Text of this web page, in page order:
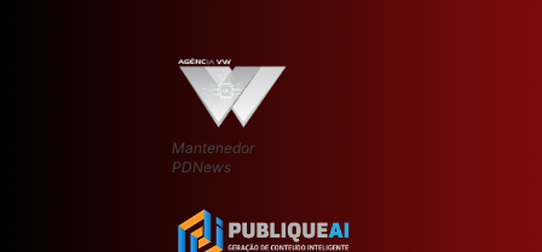
Mantenedor
PDNews